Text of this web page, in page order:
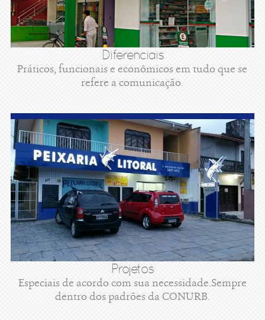
Diferenciais
Práticos, funcionais e econômicos em tudo que se
refere a comunicação.
Projetos
Especiais de acordo com sua necessidade.Sempre
dentro dos padrões da CONURB.